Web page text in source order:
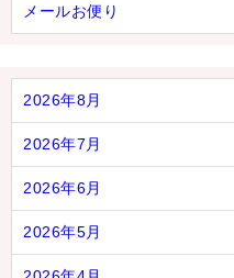
メールお便り
2026年8月
2026年7月
2026年6月
2026年5月